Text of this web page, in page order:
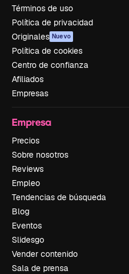
Términos de uso
Política de privacidad
Originales Nuevo
Política de cookies
Centro de confianza
Afiliados
Empresas
Empresa
Precios
Sobre nosotros
Reviews
Empleo
Tendencias de búsqueda
Blog
Eventos
Slidesgo
Vender contenido
Sala de prensa